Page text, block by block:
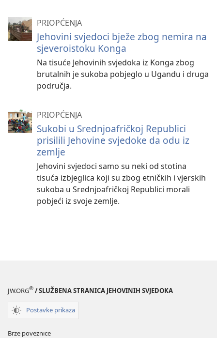
PRIOPĆENJA
Jehovini svjedoci bježe zbog nemira na
sjeveroistoku Konga
Na tisuće Jehovinih svjedoka iz Konga zbog
brutalnih je sukoba pobjeglo u Ugandu i druga
područja.
PRIOPĆENJA
Sukobi u Srednjoafričkoj Republici
prisilili Jehovine svjedoke da odu iz
zemlje
Jehovini svjedoci samo su neki od stotina
tisuća izbjeglica koji su zbog etničkih i vjerskih
sukoba u Srednjoafričkoj Republici morali
pobjeći iz svoje zemlje.
JW.ORG® / SLUŽBENA STRANICA JEHOVINIH SVJEDOKA
Postavke prikaza
Brze poveznice